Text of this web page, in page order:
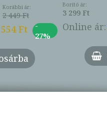
Korábbi ár:
2 449 Ft
Ft
-
27%
Borító ár:
3 299 Ft
Online ár: